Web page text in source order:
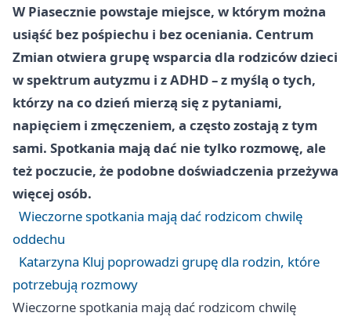
W Piasecznie powstaje miejsce, w którym można
usiąść bez pośpiechu i bez oceniania. Centrum
Zmian otwiera grupę wsparcia dla rodziców dzieci
w spektrum autyzmu i z ADHD – z myślą o tych,
którzy na co dzień mierzą się z pytaniami,
napięciem i zmęczeniem, a często zostają z tym
sami. Spotkania mają dać nie tylko rozmowę, ale
też poczucie, że podobne doświadczenia przeżywa
więcej osób.
Wieczorne spotkania mają dać rodzicom chwilę
oddechu
Katarzyna Kluj poprowadzi grupę dla rodzin, które
potrzebują rozmowy
Wieczorne spotkania mają dać rodzicom chwilę